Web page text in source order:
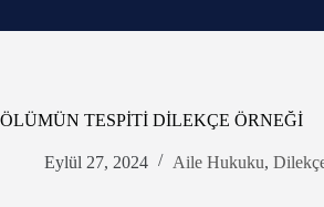
ÖLÜMÜN TESPİTİ DİLEKÇE ÖRNEĞİ
Eylül 27, 2024 Aile Hukuku,